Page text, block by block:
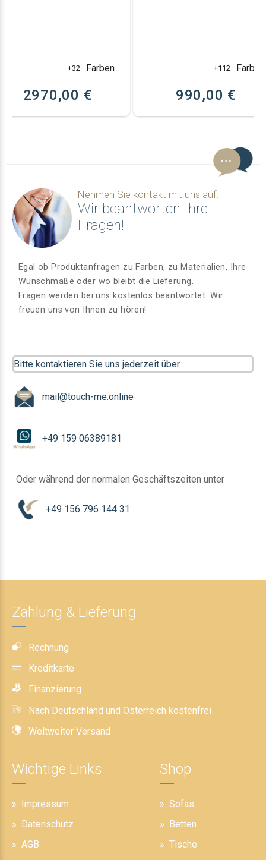
+32 Farben
2970,00 €
+112 Farben
990,00 €
Nehmen Sie kontakt mit uns auf.
Wir beantworten Ihre
Fragen!
Egal ob Produktanfragen zu Farben, zu Materialien, Ihre
Wunschmaße oder wo bleibt die Lieferung.
Fragen werden bei uns kostenlos beantwortet. Wir
freuen uns von Ihnen zu hören!
Bitte kontaktieren Sie uns jederzeit über
mail@touch-me.online
+49 159 06389181
Oder während der normalen Geschäftszeiten unter
+49 156 796 144 31
Zahlung & Lieferung
Rechnung
Kreditkarte
Finanzierung
Nach Deutschland und Österreich kostenfrei
Weltweiter Versand
Wichtige Links
Impressum
Datenschutz
AGB
Shop
Sofas
Betten
Tische